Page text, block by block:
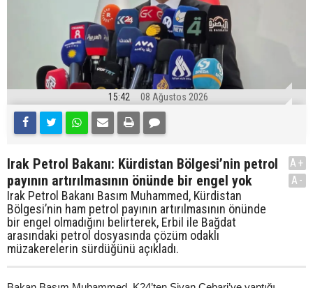
15:42 08 Ağustos 2026
Irak Petrol Bakanı: Kürdistan Bölgesi’nin petrol
payının artırılmasının önünde bir engel yok
Irak Petrol Bakanı Basım Muhammed, Kürdistan
Bölgesi’nin ham petrol payının artırılmasının önünde
bir engel olmadığını belirterek, Erbil ile Bağdat
arasındaki petrol dosyasında çözüm odaklı
müzakerelerin sürdüğünü açıkladı.
A+
A-